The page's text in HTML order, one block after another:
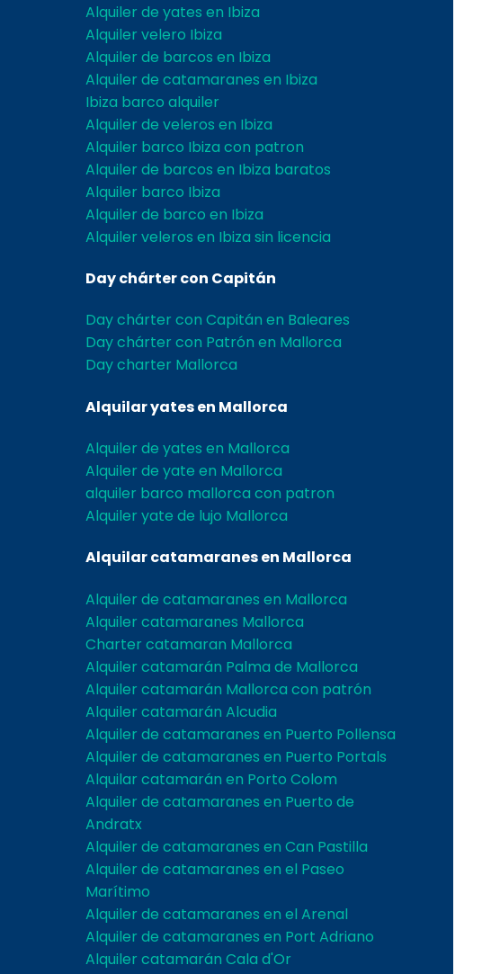
Alquiler de yates en Ibiza
Alquiler velero Ibiza
Alquiler de barcos en Ibiza
Alquiler de catamaranes en Ibiza
Ibiza barco alquiler
Alquiler de veleros en Ibiza
Alquiler barco Ibiza con patron
Alquiler de barcos en Ibiza baratos
Alquiler barco Ibiza
Alquiler de barco en Ibiza
Alquiler veleros en Ibiza sin licencia
Day chárter con Capitán
Day chárter con Capitán en Baleares
Day chárter con Patrón en Mallorca
Day charter Mallorca
Alquilar yates en Mallorca
Alquiler de yates en Mallorca
Alquiler de yate en Mallorca
alquiler barco mallorca con patron
Alquiler yate de lujo Mallorca
Alquilar catamaranes en Mallorca
Alquiler de catamaranes en Mallorca
Alquiler catamaranes Mallorca
Charter catamaran Mallorca
Alquiler catamarán Palma de Mallorca
Alquiler catamarán Mallorca con patrón
Alquiler catamarán Alcudia
Alquiler de catamaranes en Puerto Pollensa
Alquiler de catamaranes en Puerto Portals
Alquilar catamarán en Porto Colom
Alquiler de catamaranes en Puerto de
Andratx
Alquiler de catamaranes en Can Pastilla
Alquiler de catamaranes en el Paseo
Marítimo
Alquiler de catamaranes en el Arenal
Alquiler de catamaranes en Port Adriano
Alquiler catamarán Cala d'Or